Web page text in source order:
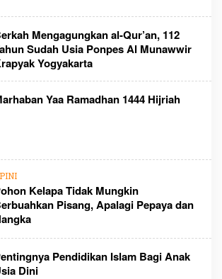
Mengagungkan al-Qur’an, 112
Sudah Usia Ponpes Al Munawwir
Yogyakarta
Yaa Ramadhan 1444 Hijriah
Kelapa Tidak Mungkin
Pisang, Apalagi Pepaya dan
Pendidikan Islam Bagi Anak
Dini